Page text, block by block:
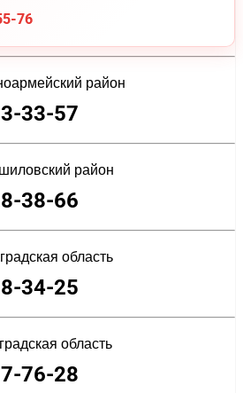
76
район
33-57
район
38-66
область
34-25
область
76-28